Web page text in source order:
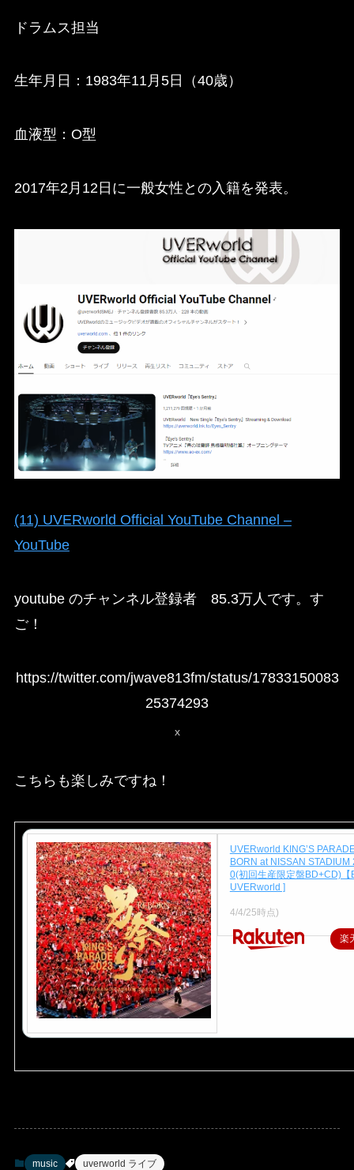
ドラムス担当
生年月日：1983年11月5日（40歳）
血液型：O型
2017年2月12日に一般女性との入籍を発表。
(11) UVERworld Official YouTube Channel –
YouTube
youtube のチャンネル登録者 85.3万人です。す
ご！
https://twitter.com/jwave813fm/status/17833150083
25374293
x
こちらも楽しみですね！
UVERworld KING’S
BORN at NISSAN STADIUM
0(初回生産限定盤BD+CD)【
UVERworld ]
4/4/25時点)
楽
music uverworld ライブ